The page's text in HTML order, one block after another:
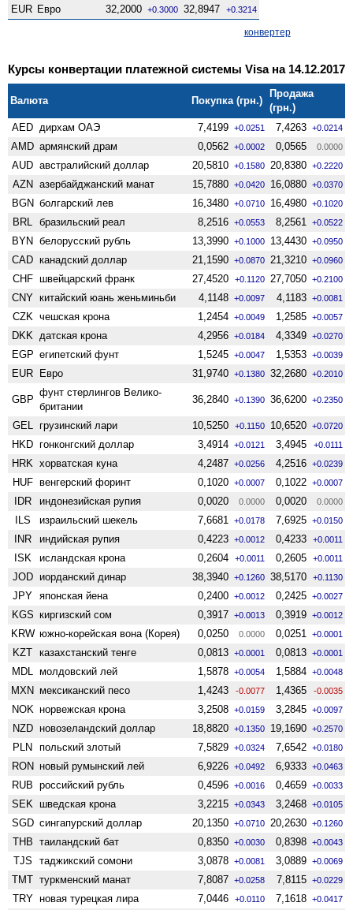
EUR Евро 32,2000 +0.3000 32,8947 +0.3214
конвертер
Курсы конвертации платежной системы Visa на 14.12.2017
Валюта Покупка (грн.)
Продажа
(грн.)
AED дирхам ОАЭ 7,4199 +0.0251 7,4263 +0.0214
AMD армянский драм 0,0562 +0.0002 0,0565 0.0000
AUD австралийский доллар 20,5810 +0.1580 20,8380 +0.2220
AZN азербайджанский манат 15,7880 +0.0420 16,0880 +0.0370
BGN болгарский лев 16,3480 +0.0710 16,4980 +0.1020
BRL бразильский реал 8,2516 +0.0553 8,2561 +0.0522
BYN белорусский рубль 13,3990 +0.1000 13,4430 +0.0950
CAD канадский доллар 21,1590 +0.0870 21,3210 +0.0960
CHF швейцарский франк 27,4520 +0.1120 27,7050 +0.2100
CNY китайский юань женьминьби 4,1148 +0.0097 4,1183 +0.0081
CZK чешская крона 1,2454 +0.0049 1,2585 +0.0057
DKK датская крона 4,2956 +0.0184 4,3349 +0.0270
EGP египетский фунт 1,5245 +0.0047 1,5353 +0.0039
EUR Евро 31,9740 +0.1380 32,2680 +0.2010
GBP
фунт стерлингов Велико­
британии
36,2840 +0.1390 36,6200 +0.2350
GEL грузинский лари 10,5250 +0.1150 10,6520 +0.0720
HKD гонконгский доллар 3,4914 +0.0121 3,4945 +0.0111
HRK хорватская куна 4,2487 +0.0256 4,2516 +0.0239
HUF венгерский форинт 0,1020 +0.0007 0,1022 +0.0007
IDR индонезийская рупия 0,0020 0.0000 0,0020 0.0000
ILS израильский шекель 7,6681 +0.0178 7,6925 +0.0150
INR индийская рупия 0,4223 +0.0012 0,4233 +0.0011
ISK исландская крона 0,2604 +0.0011 0,2605 +0.0011
JOD иорданский динар 38,3940 +0.1260 38,5170 +0.1130
JPY японская йена 0,2400 +0.0012 0,2425 +0.0027
KGS киргизский сом 0,3917 +0.0013 0,3919 +0.0012
KRW южно-корейская вона (Корея) 0,0250 0.0000 0,0251 +0.0001
KZT казахстанский тенге 0,0813 +0.0001 0,0813 +0.0001
MDL молдовский лей 1,5878 +0.0054 1,5884 +0.0048
MXN мексиканский песо 1,4243 -0.0077 1,4365 -0.0035
NOK норвежская крона 3,2508 +0.0159 3,2845 +0.0097
NZD ново­зеландский доллар 18,8820 +0.1350 19,1690 +0.2570
PLN польский злотый 7,5829 +0.0324 7,6542 +0.0180
RON новый румынский лей 6,9226 +0.0492 6,9333 +0.0463
RUB российский рубль 0,4596 +0.0016 0,4659 +0.0033
SEK шведская крона 3,2215 +0.0343 3,2468 +0.0105
SGD сингапурский доллар 20,1350 +0.0710 20,2630 +0.1260
THB таиландский бат 0,8350 +0.0030 0,8398 +0.0043
TJS таджикский сомони 3,0878 +0.0081 3,0889 +0.0069
TMT туркменский манат 7,8087 +0.0258 7,8115 +0.0229
TRY новая турецкая лира 7,0446 +0.0110 7,1618 +0.0417